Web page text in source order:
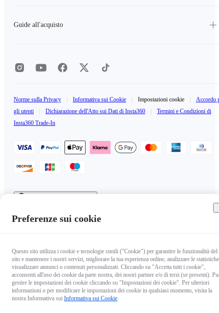
Guide all'acquisto
Norme sulla Privacy Informativa sui Cookie Impostazioni cookie
Accordo
gli utenti
Dichiarazione dell'Atto sui Dati di Insta360
Termini e Condizioni di
Insta360 Trade-In
Preferenze sui cookie
Questo sito utilizza i cookie e tecnologie simili ("Cookie") per garantire le funzionalità del
sito e mantenere i nostri servizi, migliorare la tua esperienza online, analizzare le
visualizzare annunci o contenuti personalizzati. Cliccando su "Accetta tutti i cookie",
acconsenti all'uso dei cookie da parte nostra, dei nostri partner e/o di terzi (se presenti).
gestire le impostazioni dei cookie cliccando su "Impostazioni dei cookie". Per ulteriori
informazioni o per modificare le impostazioni dei cookie in qualsiasi momento, visita la
nostra Informativa sui Informativa sui Cookie.